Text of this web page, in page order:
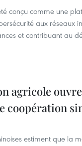
conçu comme une
aux réseaux
et contribuant au
agricole
coopération
estiment que la